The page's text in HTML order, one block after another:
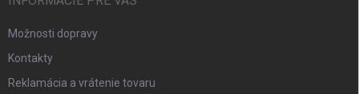
Možnosti dopravy
Kontakty
Reklamácia a vrátenie tovaru